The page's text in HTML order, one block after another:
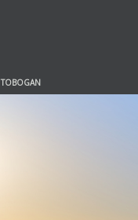
TOBOGAN